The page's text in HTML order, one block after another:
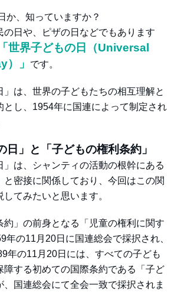
か、知っていますか？
の日や、ピザの日などでもあります
「世界子どもの日（Universal
）」
です。
」は、世界の子どもたちの相互理解と
とし、1954年に国連によって制定され
日」と「子どもの権利条約」
」は、シャンティの活動の根幹にある
と密接に関係しており、今回はこの関
てみたいと思います。
約」の前身となる「児童の権利に関す
年の11月20日に国連総会で採択され、
年の11月20日には、すべての子ども
障する初めての国際条約である「子ど
、国連総会にて全会一致で採択されま